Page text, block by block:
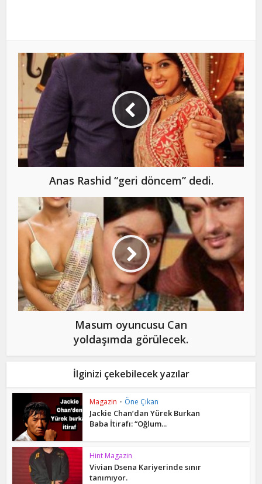
Anas Rashid “geri döncem” dedi.
Masum oyuncusu Can
yoldaşımda görülecek.
İlginizi çekebilecek yazılar
Magazin • Öne Çıkan
Jackie Chan’dan Yürek Burkan
Baba İtirafı: “Oğlum...
Hint Magazin
Vivian Dsena Kariyerinde sınır
tanımıyor.